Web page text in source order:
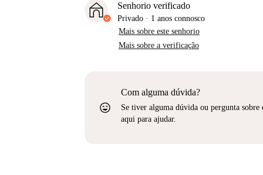
Senhorio verificado
Privado · 1 anos connosco
Mais sobre este senhorio
Mais sobre a verificação
sentiment_very_satisfied
Com alguma dúvida?
Se tiver alguma dúvida ou pergunta sobre
aqui para ajudar.